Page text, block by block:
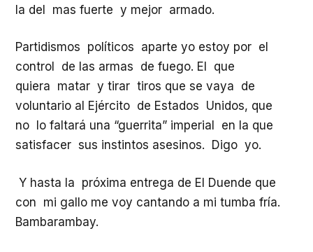
la del mas fuerte y mejor armado.
Partidismos políticos aparte yo estoy por el
control de las armas de fuego. El que
quiera matar y tirar tiros que se vaya de
voluntario al Ejército de Estados Unidos, que
no lo faltará una “guerrita” imperial en la que
satisfacer sus instintos asesinos. Digo yo.
Y hasta la próxima entrega de El Duende que
con mi gallo me voy cantando a mi tumba fría.
Bambarambay.